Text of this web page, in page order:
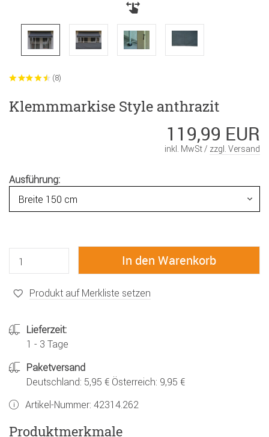
(8)
Klemmmarkise Style anthrazit
119,99 EUR
inkl. MwSt / zzgl. Versand
Ausführung:
Produkt auf Merkliste setzen
Lieferzeit:
1 - 3 Tage
Paketversand
Deutschland: 5,95 € Österreich: 9,95 €
Artikel-Nummer: 42314.262
Produktmerkmale